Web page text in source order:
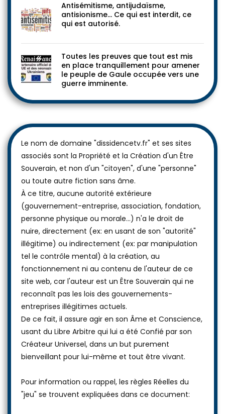
Antisémitisme, antijudaïsme,
antisionisme… Ce qui est interdit, ce
qui est autorisé.
Toutes les preuves que tout est mis
en place tranquillement pour amener
le peuple de Gaule occupée vers une
guerre imminente.
Le nom de domaine "dissidencetv.fr" et ses sites
associés sont la Propriété et la Création d'un Être
Souverain, et non d'un "citoyen", d'une "personne"
ou toute autre fiction sans âme.
À ce titre, aucune autorité extérieure
(gouvernement-entreprise, association, fondation,
personne physique ou morale...) n'a le droit de
nuire, directement (ex: en usant de son "autorité"
illégitime) ou indirectement (ex: par manipulation
tel le contrôle mental) à la création, au
fonctionnement ni au contenu de l'auteur de ce
site web, car l'auteur est un Être Souverain qui ne
reconnaît pas les lois des gouvernements-
entreprises illégitimes actuels.
De ce fait, il assure agir en son Âme et Conscience,
usant du Libre Arbitre qui lui a été Confié par son
Créateur Universel, dans un but purement
bienveillant pour lui-même et tout être vivant.
Pour information ou rappel, les règles Réelles du
"jeu" se trouvent expliquées dans ce document: